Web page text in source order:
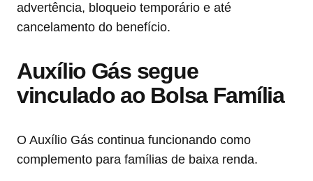
advertência, bloqueio temporário e até
cancelamento do benefício.
Auxílio Gás segue
vinculado ao Bolsa Família
O Auxílio Gás continua funcionando como
complemento para famílias de baixa renda.